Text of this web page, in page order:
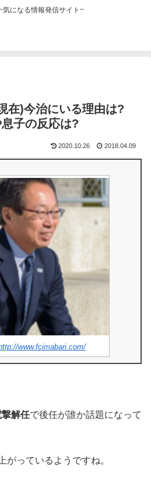
気になる情報発信サイト~
在)今治にいる理由は?
子の反応は?
2020.10.26 2018.04.09
www.fcimabari.com/
解任で後任が誰か話題になって
がっているようですね。